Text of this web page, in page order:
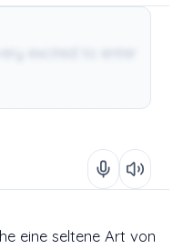
eine seltene Art von